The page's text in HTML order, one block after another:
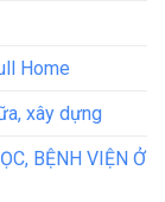
Home
xây dựng
BỆNH VIỆN Ở